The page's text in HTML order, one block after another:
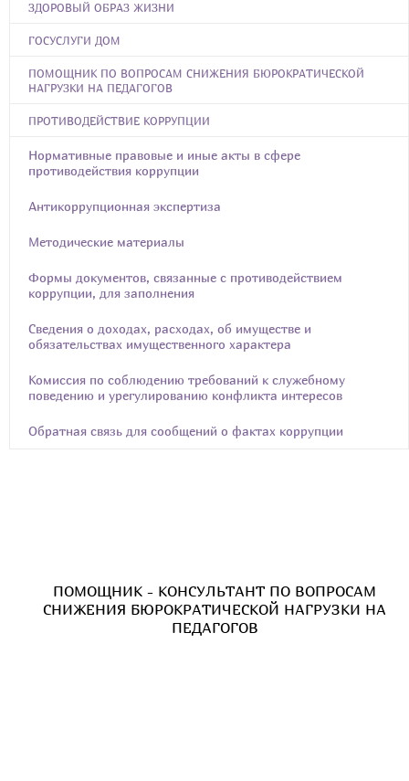
ЗДОРОВЫЙ ОБРАЗ ЖИЗНИ
ГОСУСЛУГИ ДОМ
ПОМОЩНИК ПО ВОПРОСАМ СНИЖЕНИЯ БЮРОКРАТИЧЕСКОЙ
НАГРУЗКИ НА ПЕДАГОГОВ
ПРОТИВОДЕЙСТВИЕ КОРРУПЦИИ
Нормативные правовые и иные акты в сфере
противодействия коррупции
Антикоррупционная экспертиза
Методические материалы
Формы документов, связанные с противодействием
коррупции, для заполнения
Сведения о доходах, расходах, об имуществе и
обязательствах имущественного характера
Комиссия по соблюдению требований к служебному
поведению и урегулированию конфликта интересов
Обратная связь для сообщений о фактах коррупции
ПОМОЩНИК - КОНСУЛЬТАНТ ПО ВОПРОСАМ
СНИЖЕНИЯ БЮРОКРАТИЧЕСКОЙ НАГРУЗКИ НА
ПЕДАГОГОВ